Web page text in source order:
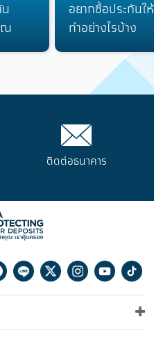
ณ
อยากซื้อประกัน
ทำอย่างไรบ้าง
ติดต่อธนาคาร
Facebook
LineTwitterInstagram